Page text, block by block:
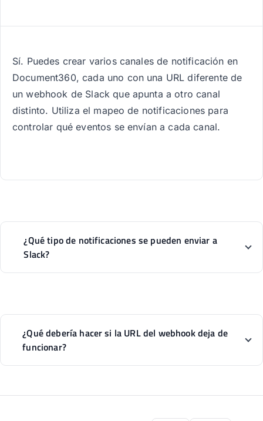
Sí. Puedes crear varios canales de notificación en
Document360, cada uno con una URL diferente de
un webhook de Slack que apunta a otro canal
distinto. Utiliza el mapeo de notificaciones para
controlar qué eventos se envían a cada canal.
¿Qué tipo de notificaciones se pueden enviar a
Slack?
¿Qué debería hacer si la URL del webhook deja de
funcionar?